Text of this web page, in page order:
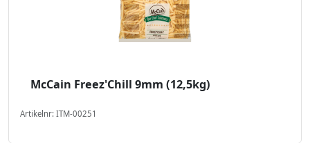
McCain Freez'Chill 9mm (12,5kg)
Artikelnr: ITM-00251